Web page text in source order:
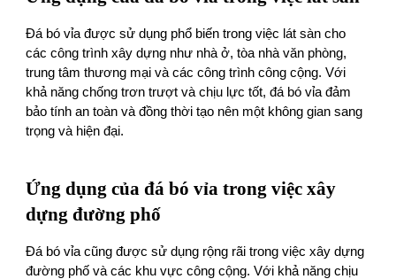
Đá bó vỉa được sử dụng phổ biến trong việc lát sàn cho
các công trình xây dựng như nhà ở, tòa nhà văn phòng,
trung tâm thương mại và các công trình công cộng. Với
khả năng chống trơn trượt và chịu lực tốt, đá bó vỉa đảm
bảo tính an toàn và đồng thời tạo nên một không gian sang
trọng và hiện đại.
Ứng dụng của đá bó vỉa trong việc xây
dựng đường phố
Đá bó vỉa cũng được sử dụng rộng rãi trong việc xây dựng
đường phố và các khu vực công cộng. Với khả năng chịu